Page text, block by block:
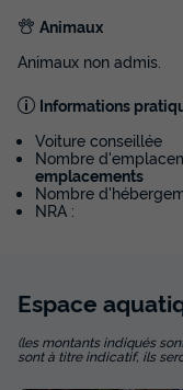
MOBILHOME
Surface
Animaux
Animaux non admis.
Informations
Voiture conseillée
Nombre
emplacements
Nombre
NRA :
Espace
(les montants indiqués
sont à titre indicatif, ils